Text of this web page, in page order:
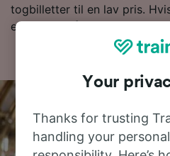
togbilletter til en lav pris.
er det bare å starte
Your
Thanks for trusting
handling your